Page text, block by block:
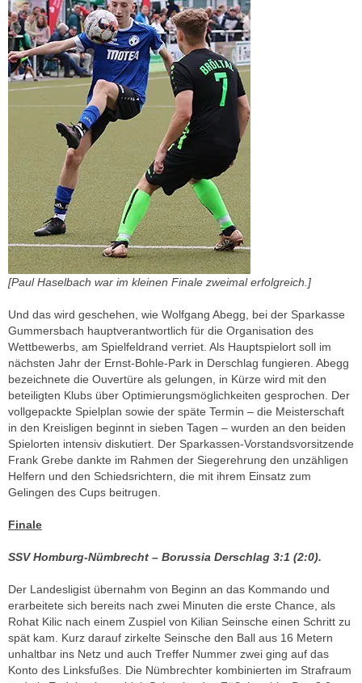
[Paul Haselbach war im kleinen Finale zweimal erfolgreich.]
Und das wird geschehen, wie Wolfgang Abegg, bei der Sparkasse
Gummersbach hauptverantwortlich für die Organisation des
Wettbewerbs, am Spielfeldrand verriet. Als Hauptspielort soll im
nächsten Jahr der Ernst-Bohle-Park in Derschlag fungieren. Abegg
bezeichnete die Ouvertüre als gelungen, in Kürze wird mit den
beteiligten Klubs über Optimierungsmöglichkeiten gesprochen. Der
vollgepackte Spielplan sowie der späte Termin – die Meisterschaft
in den Kreisligen beginnt in sieben Tagen – wurden an den beiden
Spielorten intensiv diskutiert. Der Sparkassen-Vorstandsvorsitzende
Frank Grebe dankte im Rahmen der Siegerehrung den unzähligen
Helfern und den Schiedsrichtern, die mit ihrem Einsatz zum
Gelingen des Cups beitrugen.
Finale
SSV Homburg-Nümbrecht – Borussia Derschlag 3:1 (2:0).
Der Landesligist übernahm von Beginn an das Kommando und
erarbeitete sich bereits nach zwei Minuten die erste Chance, als
Rohat Kilic nach einem Zuspiel von Kilian Seinsche einen Schritt zu
spät kam. Kurz darauf zirkelte Seinsche den Ball aus 16 Metern
unhaltbar ins Netz und auch Treffer Nummer zwei ging auf das
Konto des Linksfußes. Die Nümbrechter kombinierten im Strafraum